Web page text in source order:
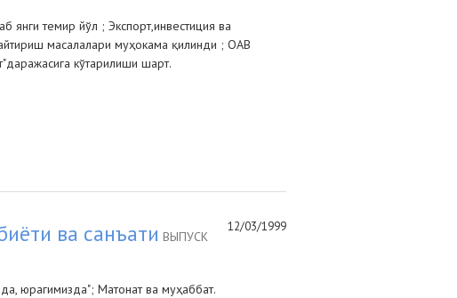
янги темир йўл ; Экспорт,инвестиция ва
масалалари муҳокама қилинди ; ОАВ
кўтарилиши шарт.
12/03/1999
ва санъати ВЫПУСК
юрагимизда"; Матонат ва муҳаббат.